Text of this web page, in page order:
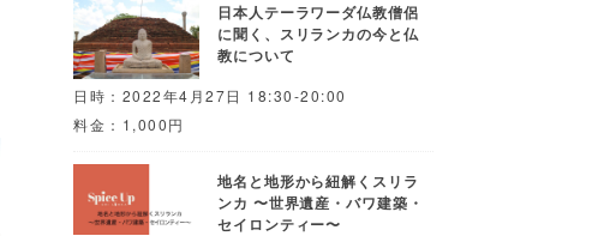
日本人テーラワーダ仏教僧侶
に聞く、スリランカの今と仏
教について
日時：2022年4月27日 18:30-20:00
料金：1,000円
地名と地形から紐解くスリラ
ンカ 〜世界遺産・バワ建築・
セイロンティー〜